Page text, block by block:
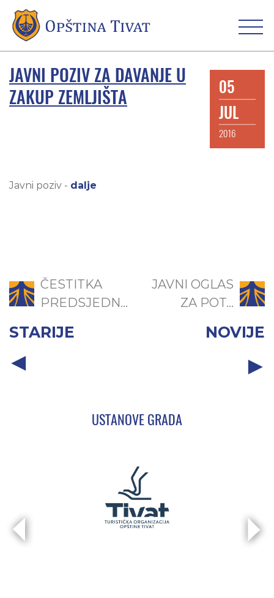
JAVNI POZIV ZA DAVANJE U
ZAKUP ZEMLJIŠTA
05
JUL
2016
Javni poziv - dalje
ČESTITKA
PREDSJEDN...
STARIJE
JAVNI OGLAS
ZA POT...
NOVIJE
USTANOVE GRADA